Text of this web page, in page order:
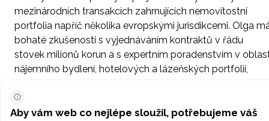
mezinárodních transakcích zahrnujících nemovitostní
portfolia napříč několika evropskými jurisdikcemi. Olga
bohaté zkušenosti s vyjednáváním kontraktů v řádu
stovek milionů korun a s expertním poradenstvím v
nájemního bydlení, hotelových a lázeňských portfolií,
klienty patří přední developerské a investiční společnosti,
ale i subjekty veřejného sektoru.
Aby vám web co nejlépe sloužil, potřebujeme váš